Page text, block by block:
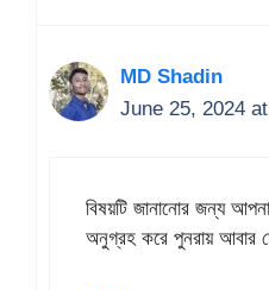
MD Shadin
June 25, 2024
বিষয়টি জানানোর জন্য
অনুগ্রহ করে পুনরায় আবার